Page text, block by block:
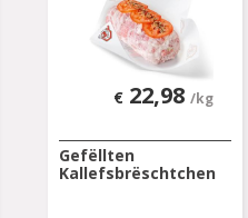
€ 22,98 /kg
Gefëllten
Kallefsbrëschtchen